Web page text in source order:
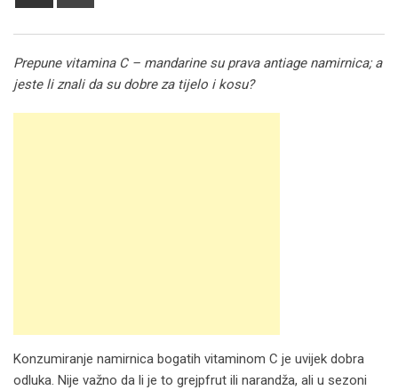
Prepune vitamina C – mandarine su prava antiage namirnica; a
jeste li znali da su dobre za tijelo i kosu?
Konzumiranje namirnica bogatih vitaminom C je uvijek dobra
odluka. Nije važno da li je to grejpfrut ili narandža, ali u sezoni